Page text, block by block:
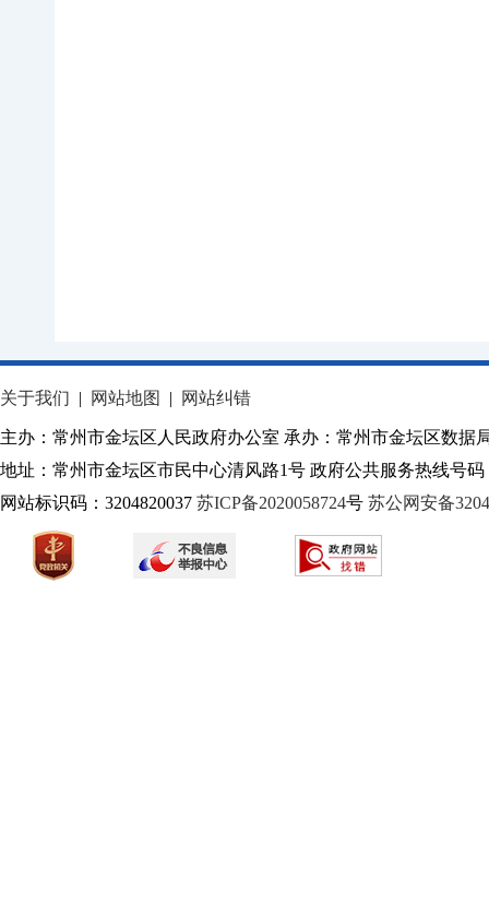
关于我们 | 网站地图 | 网站纠错
主办：常州市金坛区人民政府办公室 承办：常州市金坛区数据
地址：常州市金坛区市民中心清风路1号 政府公共服务热线号码
网站标识码：3204820037 苏ICP备2020058724号 苏公网安备